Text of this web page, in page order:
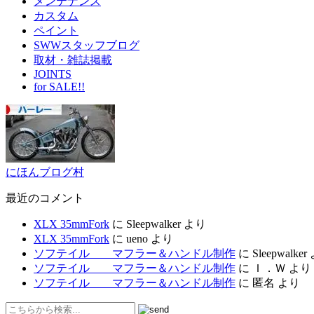
カスタム
ペイント
SWWスタッフブログ
取材・雑誌掲載
JOINTS
for SALE!!
にほんブログ村
最近のコメント
XLX 35mmFork に Sleepwalkerより
XLX 35mmFork に ueno より
ソフテイル マフラー＆ハンドル制作 に Sleepwalker
ソフテイル マフラー＆ハンドル制作 に Ｉ．Ｗ より
ソフテイル マフラー＆ハンドル制作 に 匿名 より